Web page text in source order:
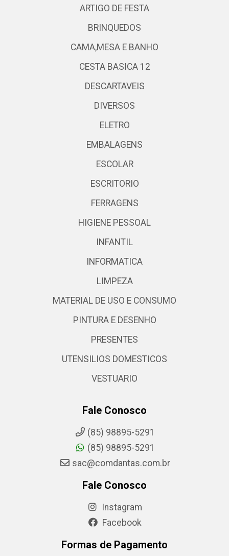
ARTIGO DE FESTA
BRINQUEDOS
CAMA,MESA E BANHO
CESTA BASICA 12
DESCARTAVEIS
DIVERSOS
ELETRO
EMBALAGENS
ESCOLAR
ESCRITORIO
FERRAGENS
HIGIENE PESSOAL
INFANTIL
INFORMATICA
LIMPEZA
MATERIAL DE USO E CONSUMO
PINTURA E DESENHO
PRESENTES
UTENSILIOS DOMESTICOS
VESTUARIO
Fale Conosco
(85) 98895-5291
(85) 98895-5291
sac@comdantas.com.br
Fale Conosco
Instagram
Facebook
Formas de Pagamento